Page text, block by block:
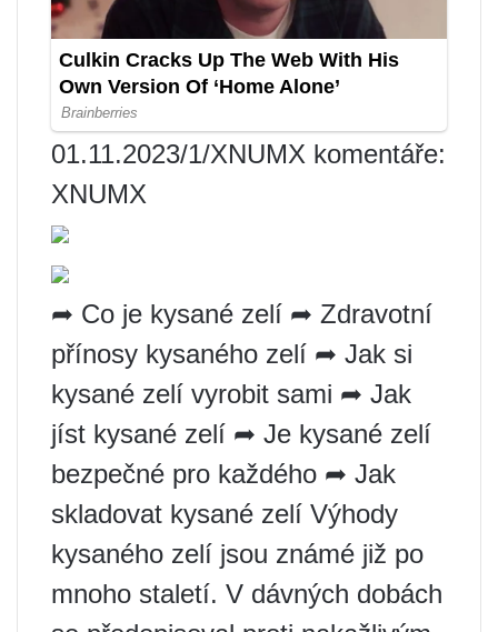
01.11.2023/1/XNUMX komentáře:
XNUMX
➦ Co je kysané zelí ➦ Zdravotní
přínosy kysaného zelí ➦ Jak si
kysané zelí vyrobit sami ➦ Jak
jíst kysané zelí ➦ Je kysané zelí
bezpečné pro každého ➦ Jak
skladovat kysané zelí Výhody
kysaného zelí jsou známé již po
mnoho staletí. V dávných dobách